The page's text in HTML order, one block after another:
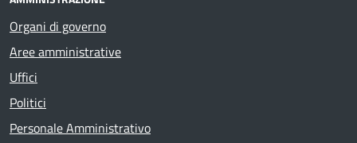
Organi di governo
Aree amministrative
Uffici
Politici
Personale Amministrativo